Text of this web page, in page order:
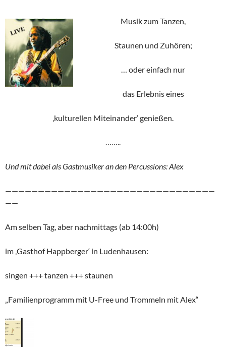
Musik zum Tanzen,
Staunen und Zuhören;
… oder einfach nur
das Erlebnis eines
‚kulturellen Miteinander‘ genießen.
Und mit dabei als Gastmusiker an den Percussions: Alex
————————————————————————————————
——
Am selben Tag, aber nachmittags (ab 14:00h)
im ‚Gasthof Happberger‘ in Ludenhausen:
singen +++ tanzen +++ staunen
„Familienprogramm mit U-Free und Trommeln mit Alex“